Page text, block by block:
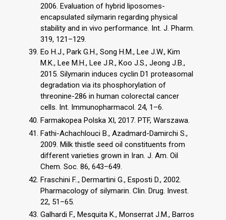
2006. Evaluation of hybrid liposomes-
encapsulated silymarin regarding physical
stability and in vivo performance. Int. J. Pharm.
319, 121–129.
Eo H.J., Park G.H., Song H.M., Lee J.W., Kim
M.K., Lee M.H., Lee J.R., Koo J.S., Jeong J.B.,
2015. Silymarin induces cyclin D1 proteasomal
degradation via its phosphorylation of
threonine-286 in human colorectal cancer
cells. Int. Immunopharmacol. 24, 1–6.
Farmakopea Polska XI, 2017. PTF, Warszawa.
Fathi-Achachlouci B., Azadmard-Damirchi S.,
2009. Milk thistle seed oil constituents from
different varieties grown in Iran. J. Am. Oil
Chem. Soc. 86, 643–649.
Fraschini F.., Dermartini G., Esposti D., 2002.
Pharmacology of silymarin. Clin. Drug. Invest.
22, 51–65.
Galhardi F., Mesquita K., Monserrat J.M., Barros